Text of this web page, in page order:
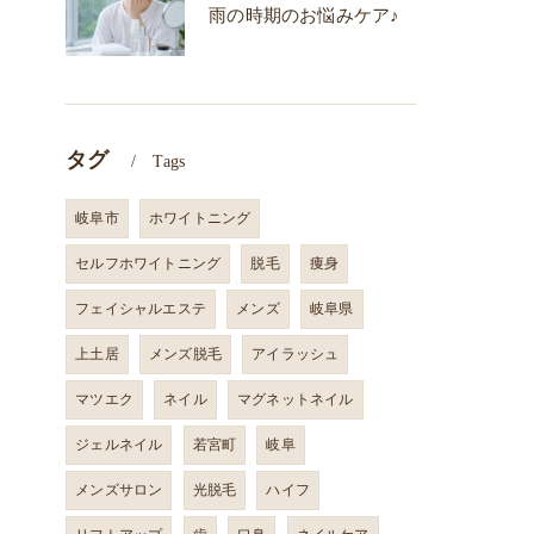
雨の時期のお悩みケア♪
タグ Tags
岐阜市 ホワイトニング
セルフホワイトニング 脱毛 痩身
フェイシャルエステ メンズ 岐阜県
上土居 メンズ脱毛 アイラッシュ
マツエク ネイル マグネットネイル
ジェルネイル 若宮町 岐阜
メンズサロン 光脱毛 ハイフ